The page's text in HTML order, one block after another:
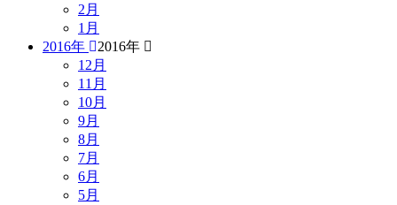
2月
1月
2016年
2016年
12月
11月
10月
9月
8月
7月
6月
5月